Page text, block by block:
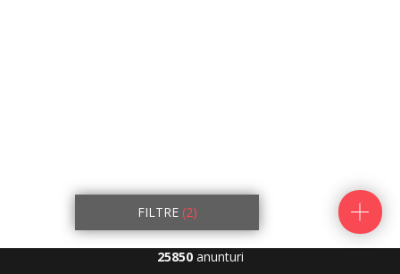
FILTRE (2)
25850anunturi